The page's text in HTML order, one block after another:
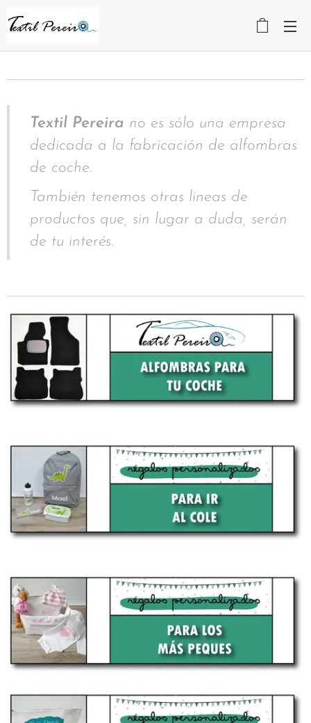
Textil Pereira no es sólo una empresa
dedicada a la fabricación de alfombras
de coche.
También tenemos otras lineas de
productos que, sin lugar a duda, serán
de tu interés.